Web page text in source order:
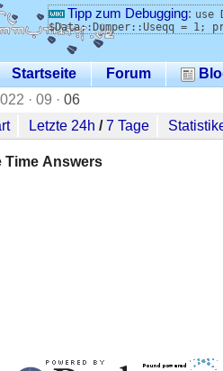
Tipp zum Debugging: use
$Data::Dumper::Useqq = 1;
Startseite Forum
· 09 · 06
Letzte 24h /7 Tage
Time Answers